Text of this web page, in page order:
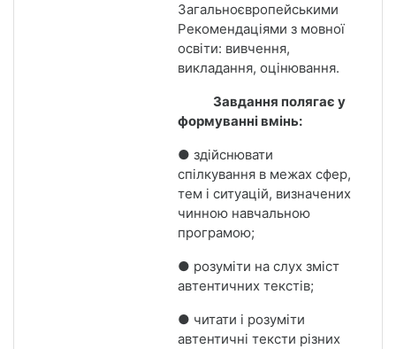
Загальноєвропейськими
Рекомендаціями з мовної
освіти: вивчення,
викладання, оцінювання.
Завдання полягає у
формуванні вмінь:
● здійснювати
спілкування в межах сфер,
тем і ситуацій, визначених
чинною навчальною
програмою;
● розуміти на слух зміст
автентичних текстів;
● читати і розуміти
автентичні тексти різних